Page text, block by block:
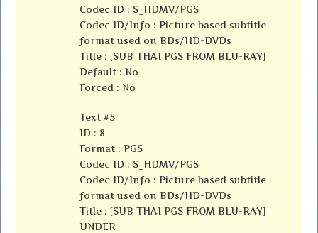
Codec ID : S_HDMV/PGS
Codec ID/Info : Picture based subtitle
format used on BDs/HD-DVDs
Title : [SUB THAI PGS FROM BLU-RAY]
Default : No
Forced : No
Text #5
ID : 8
Format : PGS
Codec ID : S_HDMV/PGS
Codec ID/Info : Picture based subtitle
format used on BDs/HD-DVDs
Title : [SUB THAI PGS FROM BLU-RAY]
UNDER